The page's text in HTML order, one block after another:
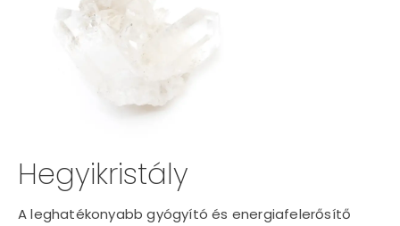
Hegyikristály
A leghatékonyabb gyógyító és energiafelerősítő